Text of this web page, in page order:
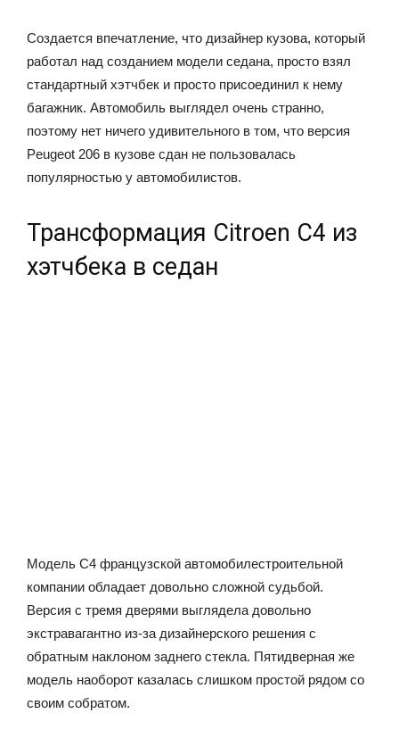
Создается впечатление, что дизайнер кузова, который
работал над созданием модели седана, просто взял
стандартный хэтчбек и просто присоединил к нему
багажник. Автомобиль выглядел очень странно,
поэтому нет ничего удивительного в том, что версия
Peugeot 206 в кузове сдан не пользовалась
популярностью у автомобилистов.
Трансформация Citroen C4 из
хэтчбека в седан
Модель C4 французской автомобилестроительной
компании обладает довольно сложной судьбой.
Версия с тремя дверями выглядела довольно
экстравагантно из-за дизайнерского решения с
обратным наклоном заднего стекла. Пятидверная же
модель наоборот казалась слишком простой рядом со
своим собратом.